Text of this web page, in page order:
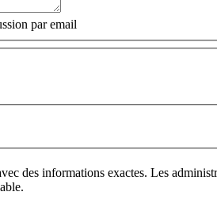
par email
des informations exactes. Les